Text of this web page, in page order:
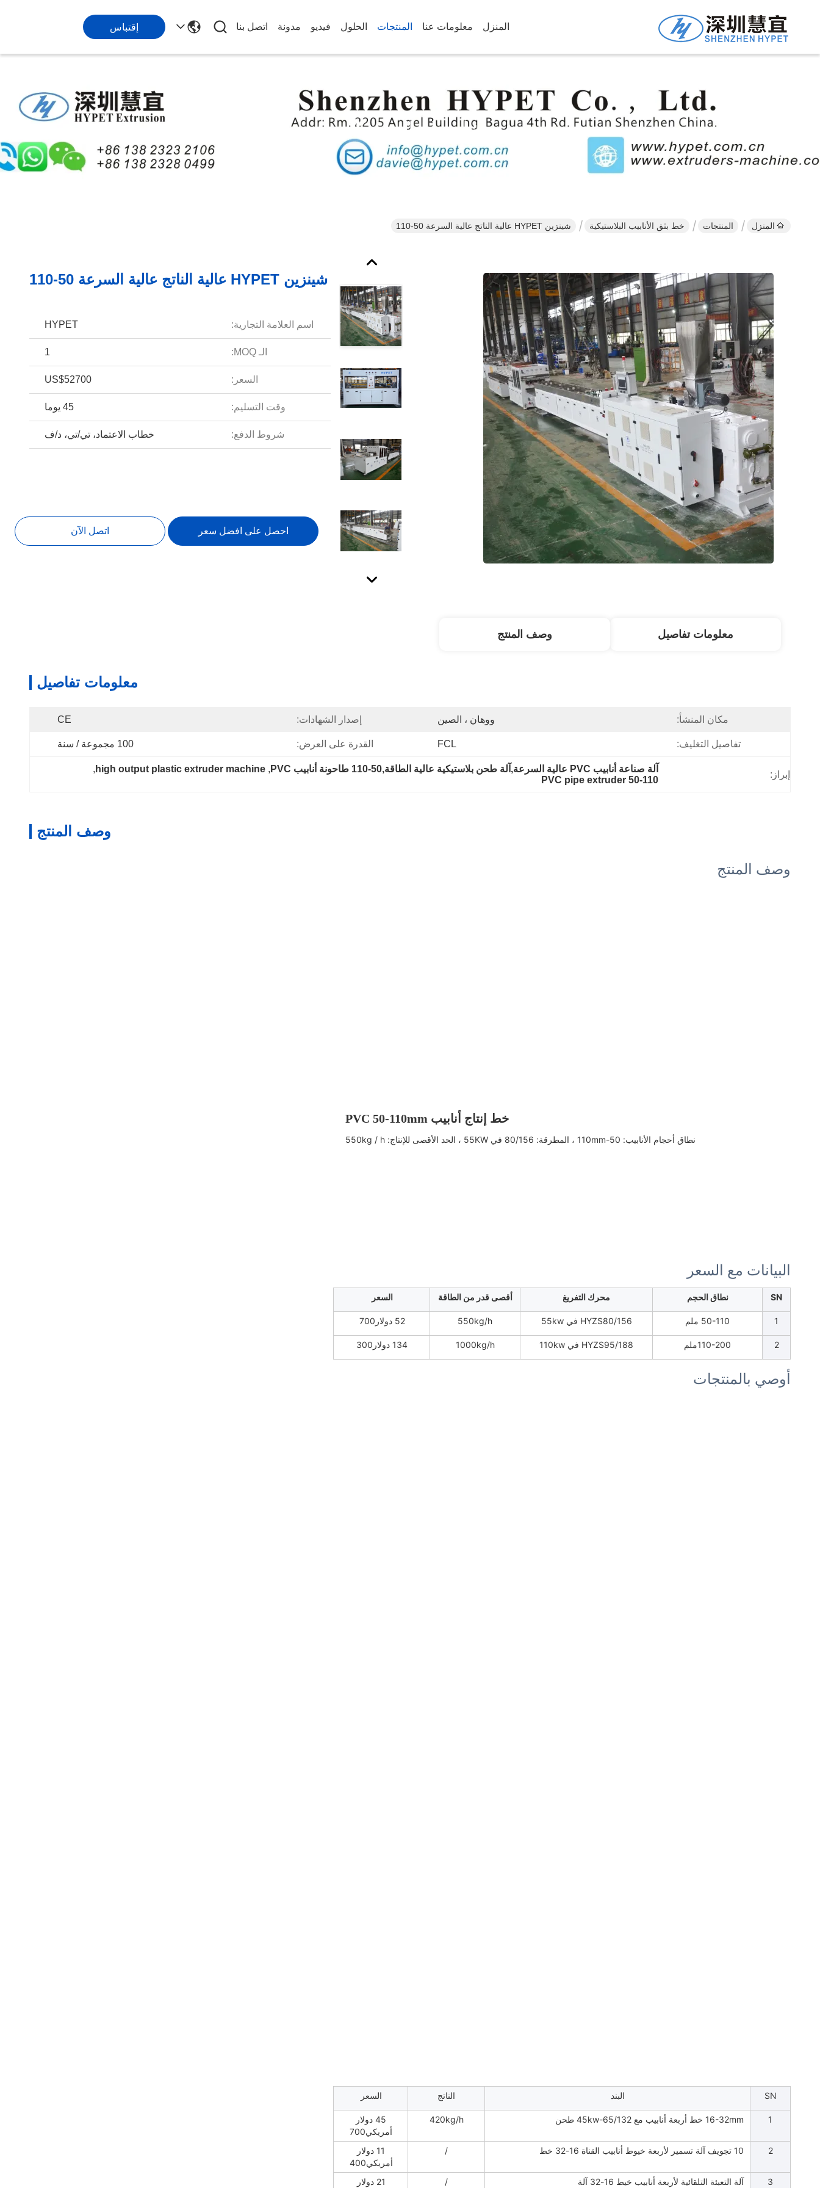
المنزل معلومات عنا المنتجات الحلول فيديو مدونة اتصل بنا إقتباس
تفاصيل المنتجات
المنزل المنتجات خط بثق الأنابيب البلاستيكية شينزين HYPET عالية الناتج عالية السرعة 50-110
شينزين HYPET عالية الناتج عالية السرعة 50-110
اسم العلامة التجارية: HYPET
الـ MOQ: 1
السعر: US$52700
وقت التسليم: 45 يوما
شروط الدفع: خطاب الاعتماد، تي/تي، د/ف
احصل على افضل سعر اتصل الآن
معلومات تفاصيل وصف المنتج
معلومات تفاصيل
مكان المنشأ: ووهان ، الصين إصدار الشهادات: CE
تفاصيل التغليف: FCL القدرة على العرض: 100 مجموعة / سنة
إبراز:
آلة صناعة أنابيب PVC عالية السرعة,آلة طحن بلاستيكية عالية الطاقة,50-110 طاحونة أنابيب PVC ,
high output plastic extruder machine
,
50-110 PVC pipe extruder
وصف المنتج
وصف المنتج
خط إنتاج أنابيب PVC 50-110mm
نطاق أحجام الأنابيب: 50-110mm ، المطرقة: 80/156 في 55KW ، الحد الأقصى للإنتاج: 550kg / h
البيانات مع السعر
SN نطاق الحجم محرك التفريغ أقصى قدر من الطاقة السعر
1 50-110 ملم HYZS80/156 في 55kw 550kg/h 52 دولار700
2 110-200ملم HYZS95/188 في 110kw 1000kg/h 134 دولار300
أوصي بالمنتجات
SN البند الناتج السعر
1 16-32mm خط أربعة أنابيب مع 65/132-45kw طحن 420kg/h
45 دولار
أمريكي700
2
10 تجويف آلة تسمير لأربعة خيوط أنابيب القناة 16-32 خط /
11 دولار
أمريكي400
3
آلة التعبئة التلقائية لأربعة أنابيب خيط 16-32 آلة / 21 دولار